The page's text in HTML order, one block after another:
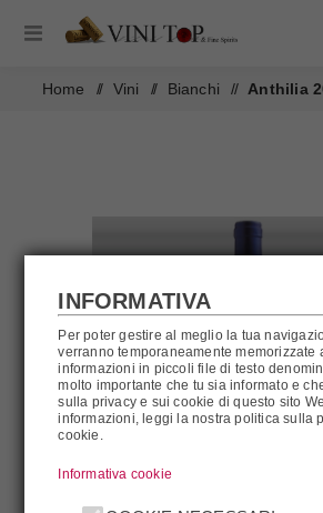
Home / Vini / Bianchi / Anthilia
INFORMATIVA
Per poter gestire al meglio la tua
verranno temporaneamente memorizzate
informazioni in piccoli file di testo
molto importante che tu sia informato e
sulla privacy e sui cookie di questo sito
informazioni, leggi la nostra politica sulla
cookie.
Informativa cookie